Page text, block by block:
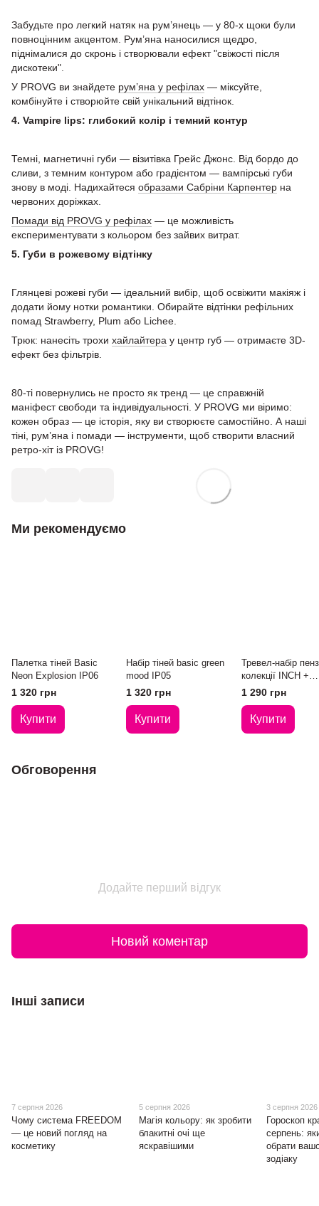
Забудьте про легкий натяк на рум’янець — у 80-х щоки були
повноцінним акцентом. Рум’яна наносилися щедро,
піднімалися до скронь і створювали ефект "свіжості після
дискотеки".
У PROVG ви знайдете рум’яна у рефілах — міксуйте,
комбінуйте і створюйте свій унікальний відтінок.
4. Vampire lips: глибокий колір і темний контур
Темні, магнетичні губи — візитівка Грейс Джонс. Від бордо до
сливи, з темним контуром або градієнтом — вампірські губи
знову в моді. Надихайтеся образами Сабріни Карпентер на
червоних доріжках.
Помади від PROVG у рефілах — це можливість
експериментувати з кольором без зайвих витрат.
5. Губи в рожевому відтінку
Глянцеві рожеві губи — ідеальний вибір, щоб освіжити макіяж і
додати йому нотки романтики. Обирайте відтінки рефільних
помад Strawberry, Plum або Lichee.
Трюк: нанесіть трохи хайлайтера у центр губ — отримаєте 3D-
ефект без фільтрів.
80-ті повернулись не просто як тренд — це справжній
маніфест свободи та індивідуальності. У PROVG ми віримо:
кожен образ — це історія, яку ви створюєте самостійно. А наші
тіні, рум’яна і помади — інструменти, щоб створити власний
ретро-хіт із PROVG!
Ми рекомендуємо
Палетка тіней Basic
Neon Explosion IP06
1 320 грн
Купити
Набір тіней basic green
mood IP05
1 320 грн
Купити
Тревел-набір
колекції INCH +
Очисник у
1 290 грн
Купити
Обговорення
Додайте перший відгук
Новий коментар
Інші записи
7 серпня 2026
Чому система FREEDOM
— це новий погляд на
косметику
5 серпня 2026
Магія кольору: як зробити
блакитні очі ще
яскравішими
3 серпня 2026
Гороскоп
серпень:
обрати
зодіаку